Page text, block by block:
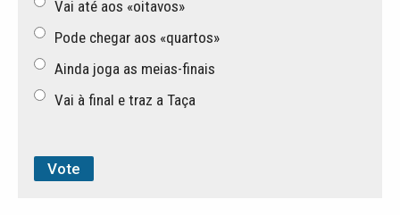
Vai até aos «oitavos»
Pode chegar aos «quartos»
Ainda joga as meias-finais
Vai à final e traz a Taça